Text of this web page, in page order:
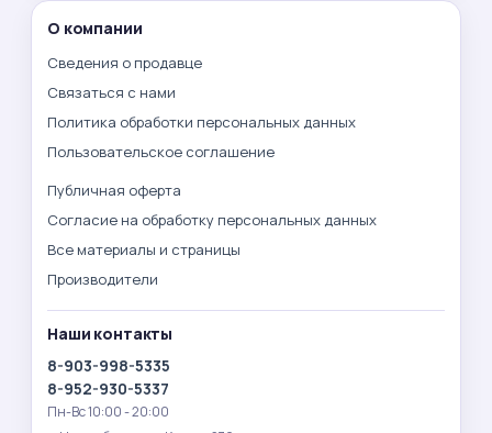
О компании
Сведения о продавце
Связаться с нами
Политика обработки персональных данных
Пользовательское соглашение
Публичная оферта
Согласие на обработку персональных данных
Все материалы и страницы
Производители
Наши контакты
8-903-998-5335
8-952-930-5337
Пн-Вс 10:00 - 20:00